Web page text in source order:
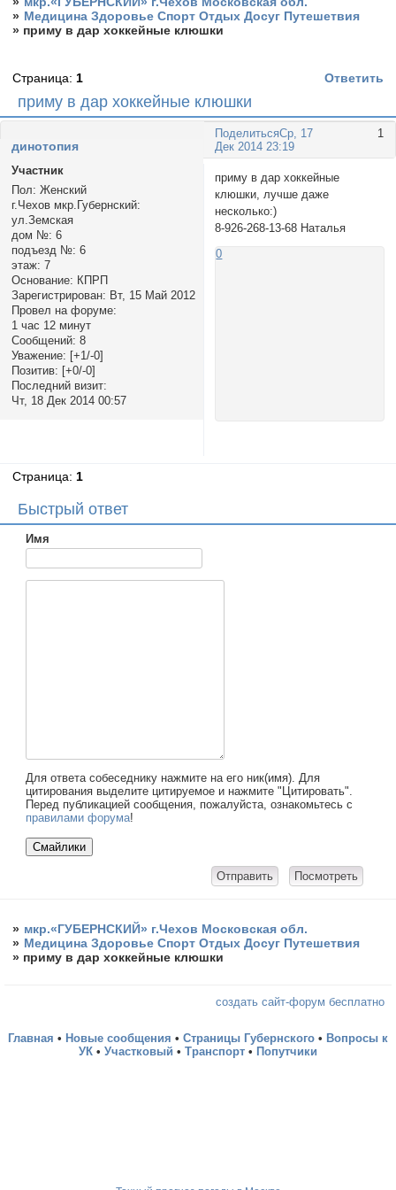
» Медицина Здоровье Спорт Отдых Досуг Путешетвия
» приму в дар хоккейные клюшки
приму в дар хоккейные клюшки
Страница: 1 Ответить
Поделиться 1
Ср, 17
Дек 2014 23:19
динотопия
Участник
Пол: Женский
г.Чехов мкр.Губернский:
ул.Земская
дом №: 6
подъезд №: 6
этаж: 7
Основание: КПРП
Зарегистрирован: Вт, 15 Май 2012
Провел на форуме:
1 час 12 минут
Сообщений: 8
Уважение: [+1/-0]
Позитив: [+0/-0]
Последний визит:
Чт, 18 Дек 2014 00:57
приму в дар хоккейные
клюшки, лучше даже
несколько:)
8-926-268-13-68 Наталья
0
Страница: 1
Быстрый ответ
Имя
Для ответа собеседнику нажмите на его ник(имя). Для
цитирования выделите цитируемое и нажмите "Цитировать".
Перед публикацией сообщения, пожалуйста, ознакомьтесь с
правилами форума!
» мкр.«ГУБЕРНСКИЙ» г.Чехов Московская обл.
» Медицина Здоровье Спорт Отдых Досуг Путешетвия
» приму в дар хоккейные клюшки
создать сайт-форум бесплатно
Главная • Новые сообщения • Страницы Губернского • Вопросы к
УК • Участковый • Транспорт • Попутчики